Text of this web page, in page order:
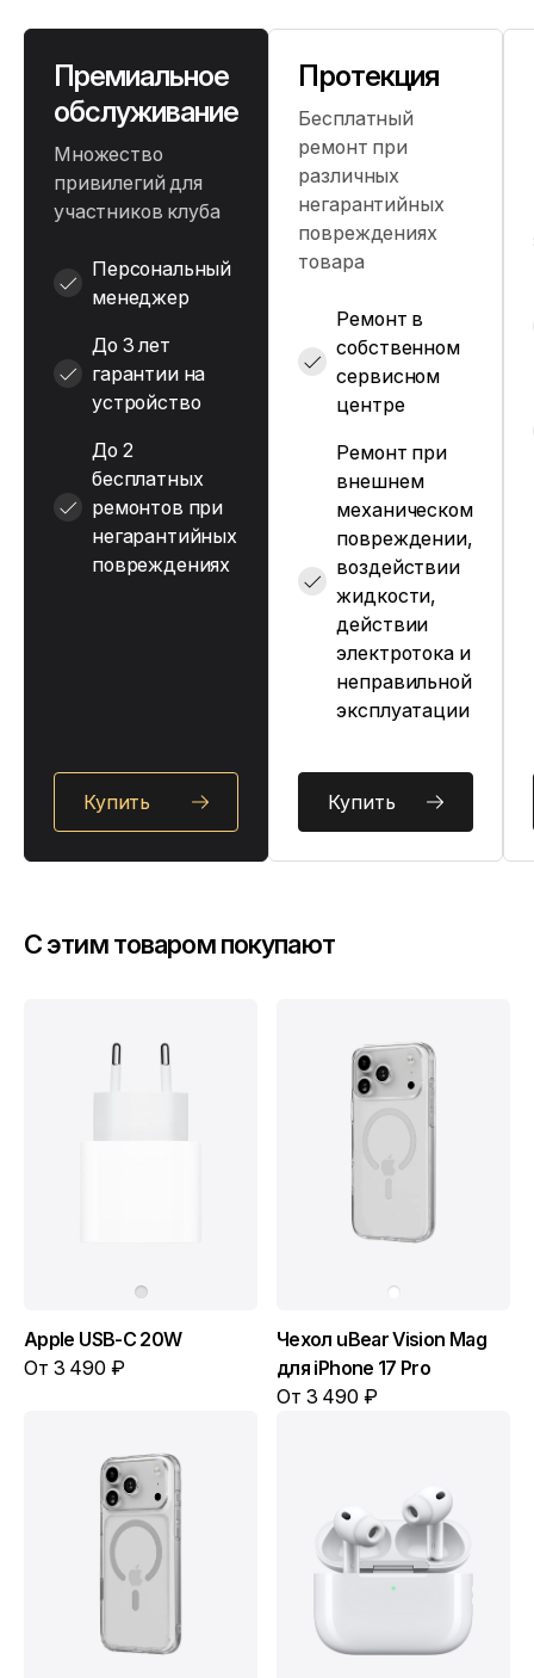
Премиальное
обслуживание
Множество
привилегий для
участников клуба
Персональный
менеджер
До 3 лет
гарантии на
устройство
До 2
бесплатных
ремонтов при
негарантийных
повреждениях
Купить
Протекция
Бесплатный
ремонт при
различных
негарантийных
повреждениях
товара
Ремонт в
собственном
сервисном
центре
Ремонт при
внешнем
механическом
повреждении,
воздействии
жидкости,
действии
электротока и
неправильной
эксплуатации
Купить
C этим товаром покупают
Apple USB-C 20W
От 3 490 ₽
Чехол uBear Vision Mag
для iPhone 17 Pro
От 3 490 ₽